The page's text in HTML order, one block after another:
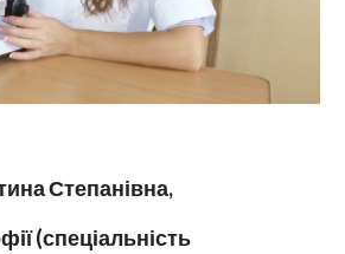
Степанівна,
(спеціальність